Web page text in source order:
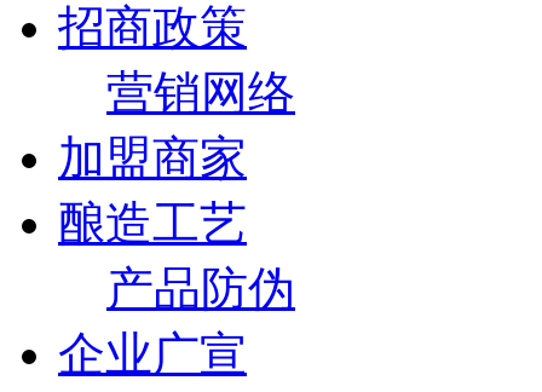
招商政策
营销网络
加盟商家
酿造工艺
产品防伪
企业广宣